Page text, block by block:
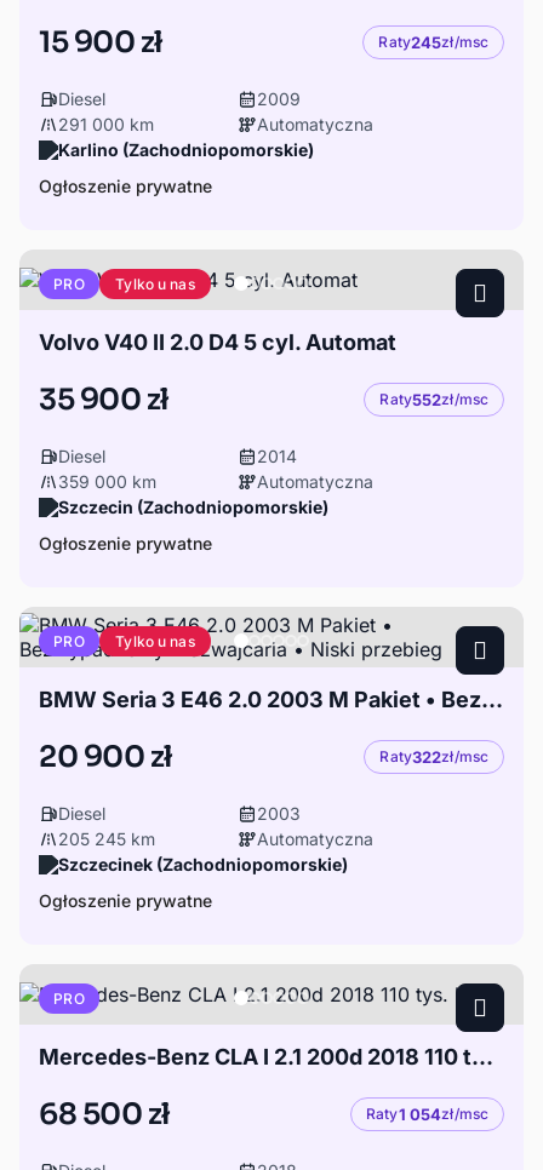
15 900 zł Raty245zł/msc
Diesel
2009
291 000 km
Automatyczna
Karlino (Zachodniopomorskie)
Ogłoszenie prywatne
PRO Tylko u nas
Volvo V40 II 2.0 D4 5 cyl. Automat
35 900 zł Raty552zł/msc
Diesel
2014
359 000 km
Automatyczna
Szczecin (Zachodniopomorskie)
Ogłoszenie prywatne
PRO Tylko u nas
BMW Seria 3 E46 2.0 2003 M Pakiet • Bezwypadkowy • Szwajcaria • Niski przebieg
20 900 zł Raty322zł/msc
Diesel
2003
205 245 km
Automatyczna
Szczecinek (Zachodniopomorskie)
Ogłoszenie prywatne
PRO
Mercedes-Benz CLA I 2.1 200d 2018 110 tys. km
68 500 zł Raty1 054zł/msc